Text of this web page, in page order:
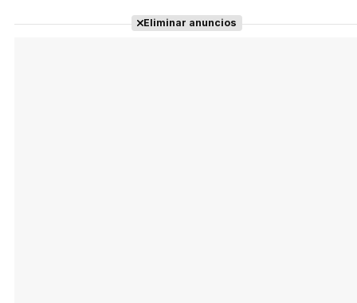
Eliminar anuncios